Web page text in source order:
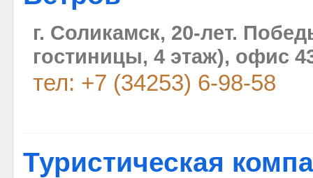
г. Соликамск, 20-лет.
гостиницы, 4 этаж), офис
тел: +7 (34253) 6-98-58
Туристическая